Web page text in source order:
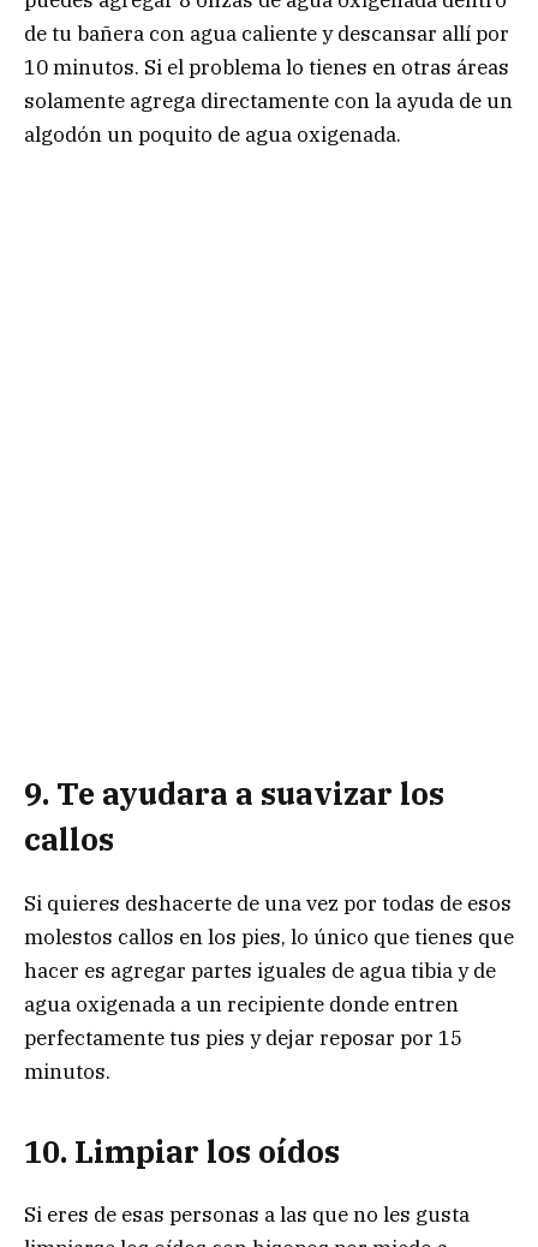
de tu bañera con agua caliente y descansar allí por
10 minutos. Si el problema lo tienes en otras áreas
solamente agrega directamente con la ayuda de un
algodón un poquito de agua oxigenada.
9. Te ayudara a suavizar los
callos
Si quieres deshacerte de una vez por todas de esos
molestos callos en los pies, lo único que tienes que
hacer es agregar partes iguales de agua tibia y de
agua oxigenada a un recipiente donde entren
perfectamente tus pies y dejar reposar por 15
minutos.
10. Limpiar los oídos
Si eres de esas personas a las que no les gusta